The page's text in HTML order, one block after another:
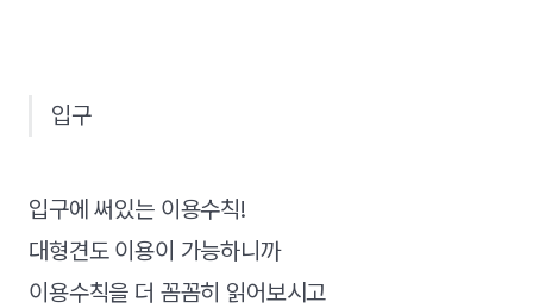
입구
입구에 써있는 이용수칙!
대형견도 이용이 가능하니까
이용수칙을 더 꼼꼼히 읽어보시고